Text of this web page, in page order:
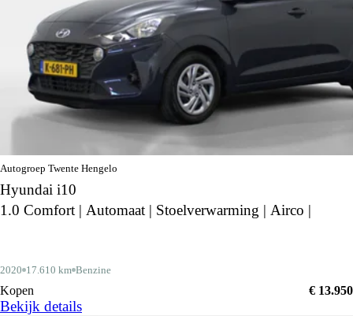
Autogroep Twente Hengelo
Hyundai i10
1.0 Comfort | Automaat | Stoelverwarming | Airco |
2020 17.610 km Benzine
Kopen € 13.950
Bekijk details